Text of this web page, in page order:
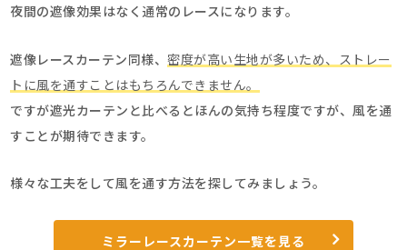
夜間の遮像効果はなく通常のレースになります。
遮像レースカーテン同様、密度が高い生地が多いため、ストレー
トに風を通すことはもちろんできません。
ですが遮光カーテンと比べるとほんの気持ち程度ですが、風を通
すことが期待できます。
様々な工夫をして風を通す方法を探してみましょう。
ミラーレースカーテン一覧を見る